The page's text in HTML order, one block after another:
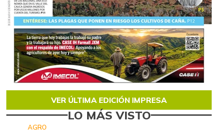
VER ÚLTIMA EDICIÓN IMPRESA
LO MÁS VISTO
AGRO